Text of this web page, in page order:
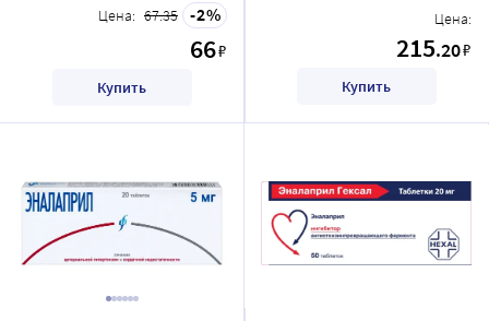
Цена: 67.35 2
66₽
Купить
Цена:
215.20₽
Купить